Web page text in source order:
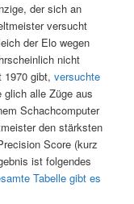
der sich an
versucht
der Elo wegen
nicht
1970 gibt,versuchte
glich alle Züge aus
Schachcomputer
den stärksten
Score (kurz
ist folgendes
Tabelle gibt es